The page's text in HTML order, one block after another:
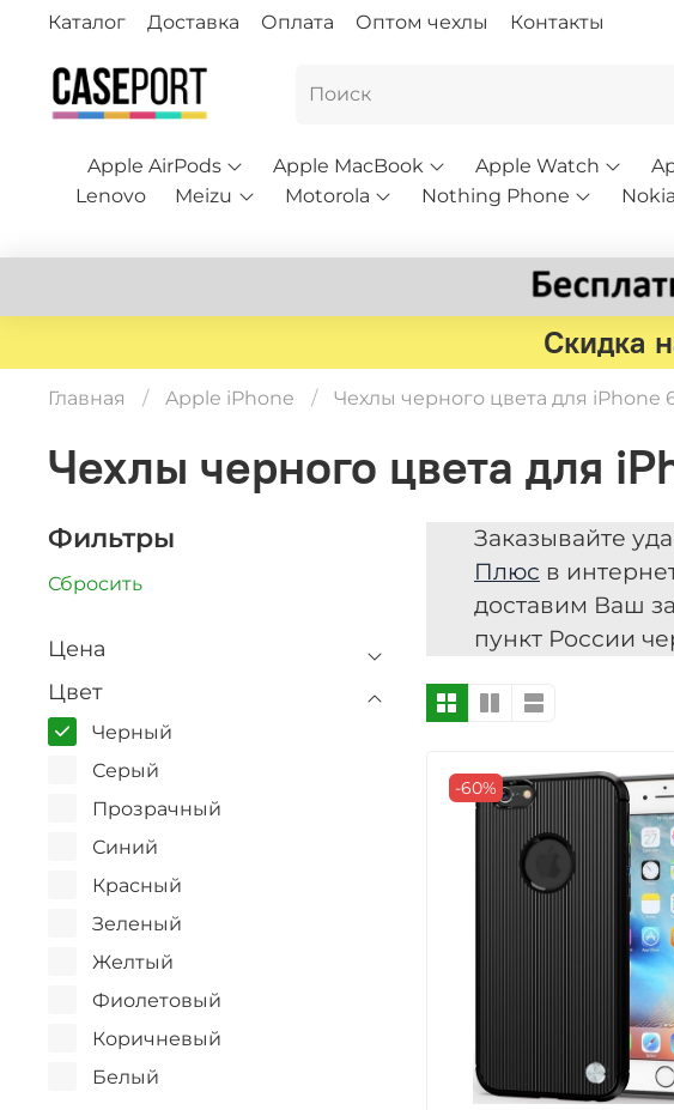
Каталог Доставка Оплата Оптом чехлы Контакты
Apple AirPods Apple MacBook Apple Watch
Lenovo
Meizu Motorola Nothing Phone Nokia
Скидка
Главная Apple iPhone Чехлы черного цвета для iPhone
Чехлы черного цвета для
Заказывайте
Плюс в
доставим Ваш
пункт России
-60%
Фильтры
Сбросить
Цена
Цвет
Черный
Серый
Прозрачный
Синий
Красный
Зеленый
Желтый
Фиолетовый
Коричневый
Белый